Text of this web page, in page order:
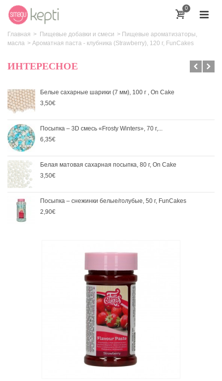
0
Главная > Пищевые добавки и смеси > Пищевые ароматизаторы,
масла > Ароматная паста - клубника (Strawberry), 120 г, FunCakes
ИНТЕРЕСНОЕ
Белые сахарные шарики (7 мм), 100 г , On Cake
3,50€
Посыпка – 3D смесь «Frosty Winters», 70 г,...
6,35€
Белая матовая сахарная посыпка, 80 г, On Cake
3,50€
Посыпка – снежинки белые/голубые, 50 г, FunCakes
2,90€